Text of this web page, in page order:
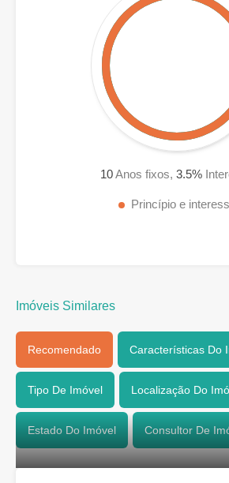
10Anos fixos, 3.5%
Princípio e
Imóveis Similares
Recomendado Características Do
Tipo De Imóvel Localização Do
Estado Do Imóvel Consultor De